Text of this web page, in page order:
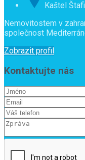
Kaštel
Nemovitostem v
společnost
Zobrazit profil
Kontaktujte nás